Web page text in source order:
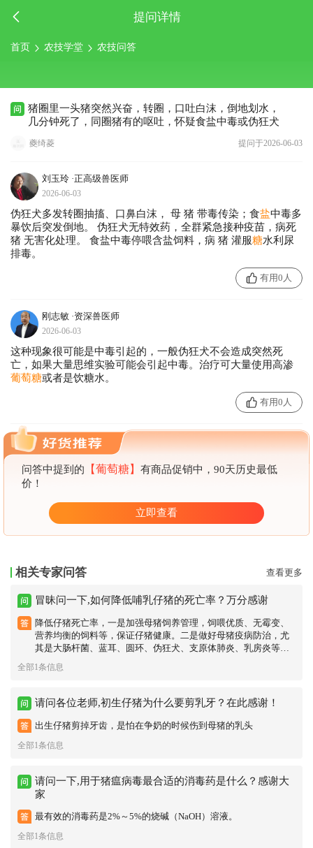
提问详情
首页 农技学堂 农技问答
猪圈里一头猪突然兴奋，转圈，口吐白沫，倒地划水，
几分钟死了，同圈猪有的呕吐，怀疑食盐中毒或伪狂犬
夔绮菱 提问于2026-06-03
刘玉玲 ·正高级兽医师
2026-06-03
伪狂犬多发转圈抽搐、口鼻白沫， 母 猪 带毒传染；食盐中毒多
暴饮后突发倒地。 伪狂犬无特效药，全群紧急接种疫苗，病死
猪 无害化处理。 食盐中毒停喂含盐饲料，病 猪 灌服糖水利尿
排毒。
有用0人
刚志敏 ·资深兽医师
2026-06-03
这种现象很可能是中毒引起的，一般伪狂犬不会造成突然死
亡，如果大量思维实验可能会引起中毒。治疗可大量使用高渗
葡萄糖或者是饮糖水。
有用0人
问答中提到的 【葡萄糖】 有商品促销中，90天历史最低
价！
立即查看
相关专家问答 查看更多
冒昧问一下,如何降低哺乳仔猪的死亡率？万分感谢
降低仔猪死亡率，一是加强母猪饲养管理，饲喂优质、无霉变、
营养均衡的饲料等，保证仔猪健康。二是做好母猪疫病防治，尤
其是大肠杆菌、蓝耳、圆环、伪狂犬、支原体肺炎、乳房炎等病
的免疫和防治。三是加强仔猪管理，做好防压、防冷等。
全部1条信息
请问各位老师,初生仔猪为什么要剪乳牙？在此感谢！
出生仔猪剪掉牙齿，是怕在争奶的时候伤到母猪的乳头
全部1条信息
请问一下,用于猪瘟病毒最合适的消毒药是什么？感谢大
家
最有效的消毒药是2%～5%的烧碱（NaOH）溶液。
全部1条信息